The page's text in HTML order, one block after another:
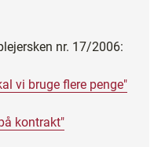
nr. 17/2006:
vi bruge flere penge"
kontrakt"